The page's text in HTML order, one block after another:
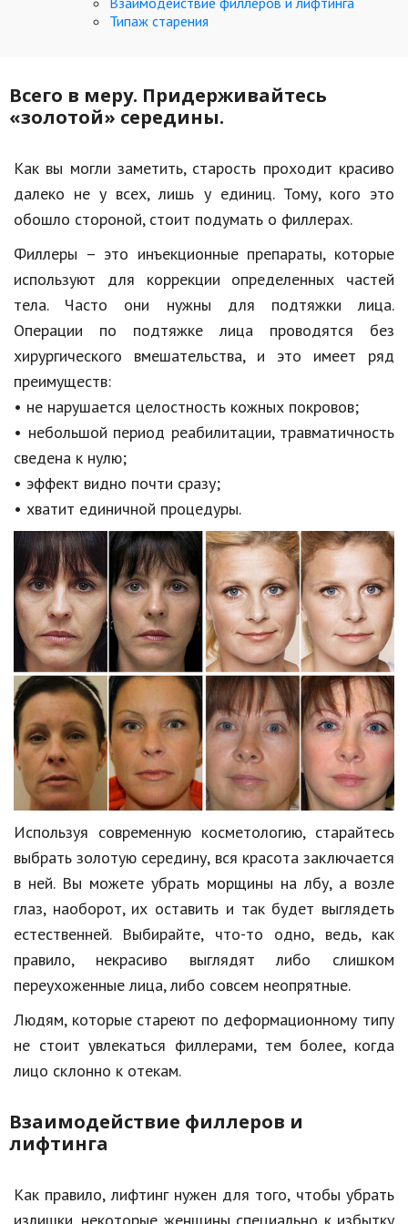
Кинематограф
Семья и дети
Строительство
Культура и общество
Мода и стиль
Бизнес
Хобби и развлечения
Финансы
Юриспруденция
Природа
Образование
Наука и технологии
Типаж старения
Всего в меру. Придерживайтесь
«золотой» середины.
Как вы могли заметить, старость проходит красиво
далеко не у всех, лишь у единиц. Тому, кого это
обошло стороной, стоит подумать о филлерах.
Филлеры – это инъекционные препараты, которые
используют для коррекции определенных частей
тела. Часто они нужны для подтяжки лица.
Операции по подтяжке лица проводятся без
хирургического вмешательства, и это имеет ряд
преимуществ:
• не нарушается целостность кожных покровов;
• небольшой период реабилитации, травматичность
сведена к нулю;
• эффект видно почти сразу;
• хватит единичной процедуры.
Используя современную косметологию, старайтесь
выбрать золотую середину, вся красота заключается
в ней. Вы можете убрать морщины на лбу, а возле
глаз, наоборот, их оставить и так будет выглядеть
естественней. Выбирайте, что-то одно, ведь, как
правило, некрасиво выглядят либо слишком
переухоженные лица, либо совсем неопрятные.
Людям, которые стареют по деформационному типу
не стоит увлекаться филлерами, тем более, когда
лицо склонно к отекам.
Взаимодействие филлеров и
лифтинга
Как правило, лифтинг нужен для того, чтобы убрать